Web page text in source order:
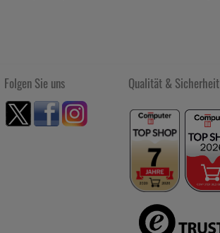
Folgen Sie uns Qualität & Sicherheit